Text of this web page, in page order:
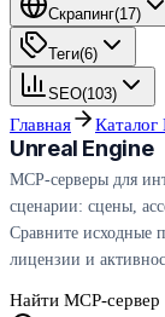
Скрапинг(17)
Теги(6)
SEO(103)
Главная Каталог
Unreal Engine
MCP-серверы для
сценарии: сцены,
Сравните исходные
лицензии и
Найти MCP-сервер